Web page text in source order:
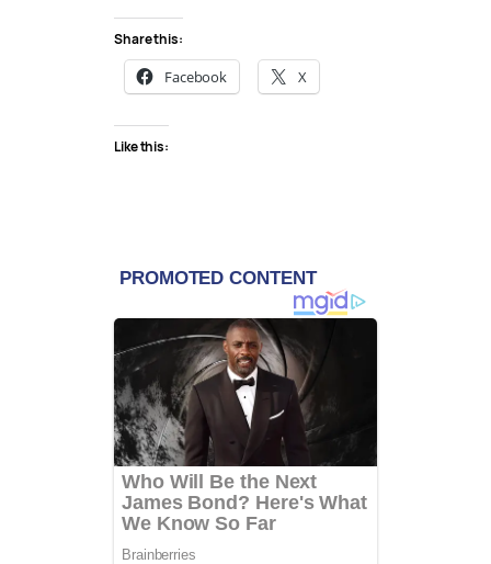
Share this:
Facebook X
Like this: